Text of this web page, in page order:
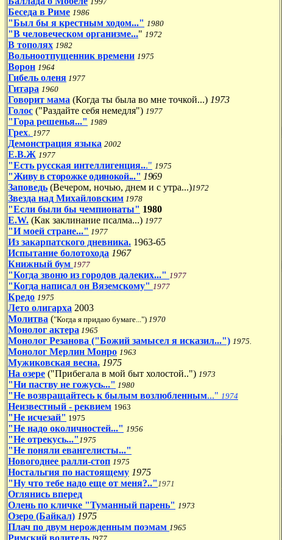
Беседа в Риме 1986
"Был бы я крестным ходом..." 1980
"В человеческом организме..." 1972
В тополях 1982
Вольноотпущенник времени 1975
Ворон 1964
Гибель оленя 1977
Гитара 1960
Говорит мама (Когда ты была во мне точкой...) 1973
Голос ("Раздайте себя немедля") 1977
"Гора решенья..." 1989
Грех. 1977
Демонстрация языка 2002
Е.В.Ж 1977
"Есть русская интеллигенция..." 1975
"Живу в сторожке одинокой..." 1969
Заповедь (Вечером, ночью, днем и с утра...)1972
Звезда над Михайловским 1978
"Если были бы чемпионаты" 1980
E.W. (Как заклинание псалма...) 1977
"И моей стране..." 1977
Из закарпатского дневника. 1963-65
Испытание болотохода 1967
Книжный бум 1977
"Когда звоню из городов далеких..." 1977
"Когда написал он Вяземскому" 1977
Кредо 1975
Лето олигарха 2003
Молитва ("Когда я придаю бумаге...") 1970
Монолог актера 1965
Монолог Резанова ("Божий замысел я исказил...") 1975.
Монолог Мерлин Монро 1963
Мужиковская весна. 1975
На озере ("Прибегала в мой быт холостой..") 1973
"Ни паству не гожусь..." 1980
"Не возвращайтесь к былым возлюбленным..." 1974
Неизвестный - реквием 1963
"Не исчезай" 1975
"Не надо околичностей..." 1956
"Не отрекусь..."1975
"Не поняли евангелисты..."
Новогоднее ралли-стоп 1975
Ностальгия по настоящему 1975
"Ну что тебе надо еще от меня?.."1971
Оглянись вперед
Олень по кличке "Туманный парень" 1973
Озеро (Байкал) 1975
Плач по двум нерожденным поэмам 1965
Римский водитель